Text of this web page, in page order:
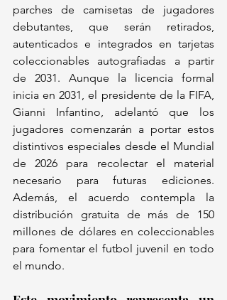
parches de camisetas de jugadores
debutantes, que serán retirados,
autenticados e integrados en tarjetas
coleccionables autografiadas a partir
de 2031. Aunque la licencia formal
inicia en 2031, el presidente de la FIFA,
Gianni Infantino, adelantó que los
jugadores comenzarán a portar estos
distintivos especiales desde el Mundial
de 2026 para recolectar el material
necesario para futuras ediciones.
Además, el acuerdo contempla la
distribución gratuita de más de 150
millones de dólares en coleccionables
para fomentar el futbol juvenil en todo
el mundo.